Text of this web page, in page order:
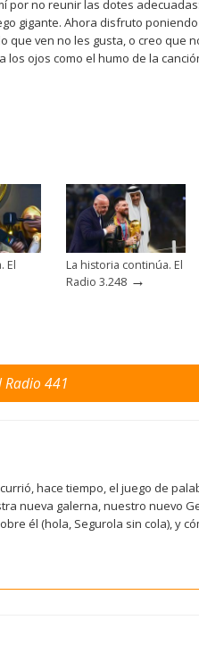
por no reunir las dotes
gigante. Ahora disfruto
que ven no les gusta, o creo que
los ojos como el humo de la
El
La historia continúa. El
Radio 3.248 →
Radio 441
hace tiempo, el juego de
nueva galerna, nuestro nuevo
él (hola, Segurola sin cola), y